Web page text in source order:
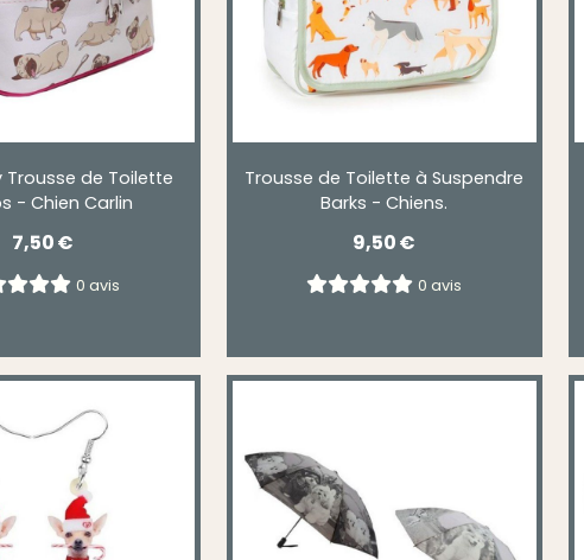
Trousse de Toilette
- Chien Carlin
7,50€
0 avis
Trousse de Toilette à Suspendre
Barks - Chiens.
9,50€
0 avis